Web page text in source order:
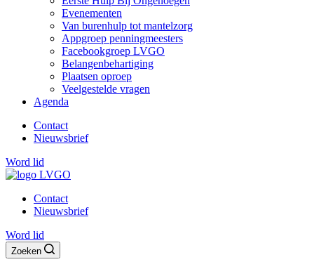
Evenementen
Van burenhulp tot mantelzorg
Appgroep penningmeesters
Facebookgroep LVGO
Belangenbehartiging
Plaatsen oproep
Veelgestelde vragen
Agenda
Contact
Nieuwsbrief
Word lid
Contact
Nieuwsbrief
Word lid
Zoeken